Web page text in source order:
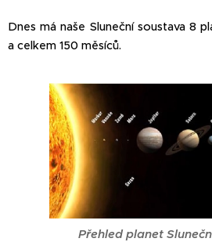
Dnes má naše Sluneční soustava 8
a celkem 150 měsíců.
Přehled planet